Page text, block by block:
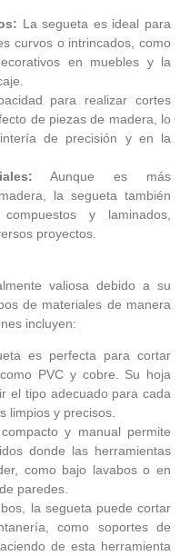
La segueta es ideal para
curvos o intrincados, como
en muebles y la
para realizar cortes
de piezas de madera, lo
de precisión y en la
Aunque es más
la segueta también
y laminados,
proyectos.
valiosa debido a su
de materiales de manera
incluyen:
es perfecta para cortar
PVC y cobre. Su hoja
el tipo adecuado para cada
limpios y precisos.
y manual permite
donde las herramientas
como bajo lavabos o en
paredes.
la segueta puede cortar
como soportes de
de esta herramienta